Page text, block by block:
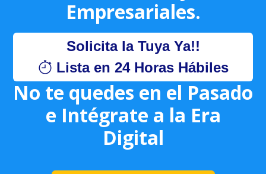
Empresariales.
Solicita la Tuya Ya!!
Lista en 24 Horas Hábiles
No te quedes en el Pasado
e Intégrate a la Era
Digital